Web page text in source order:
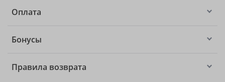
Оплата
Бонусы
Правила возврата